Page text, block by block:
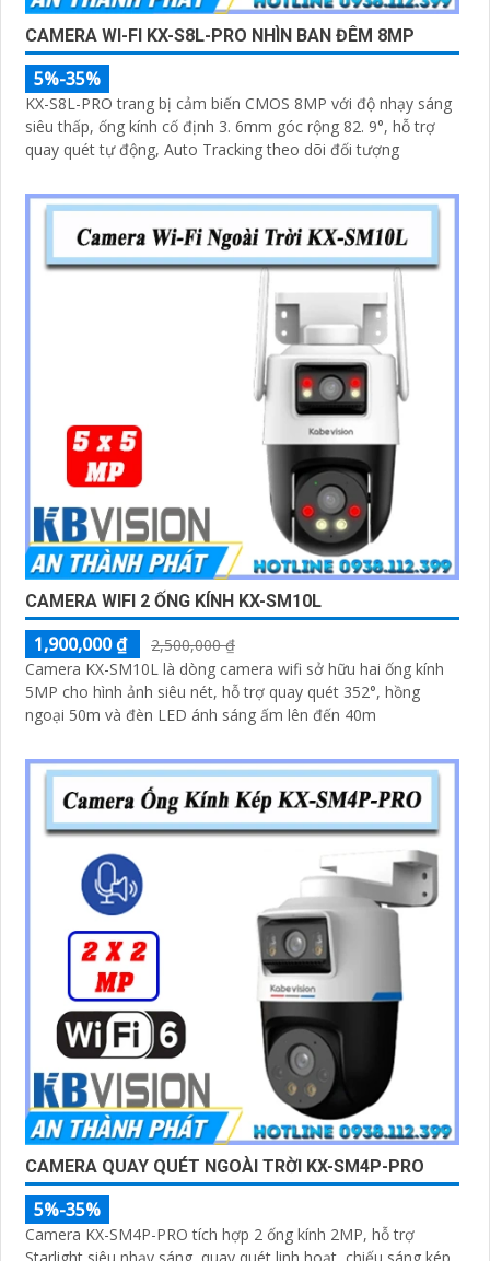
CAMERA WI-FI KX-S8L-PRO NHÌN BAN ĐÊM 8MP
5%-35%
KX-S8L-PRO trang bị cảm biến CMOS 8MP với độ nhạy sáng
siêu thấp, ống kính cố định 3. 6mm góc rộng 82. 9°, hỗ trợ
quay quét tự động, Auto Tracking theo dõi đối tượng
CAMERA WIFI 2 ỐNG KÍNH KX-SM10L
1,900,000 ₫
2,500,000 ₫
Camera KX-SM10L là dòng camera wifi sở hữu hai ống kính
5MP cho hình ảnh siêu nét, hỗ trợ quay quét 352°, hồng
ngoại 50m và đèn LED ánh sáng ấm lên đến 40m
CAMERA QUAY QUÉT NGOÀI TRỜI KX-SM4P-PRO
5%-35%
Camera KX-SM4P-PRO tích hợp 2 ống kính 2MP, hỗ trợ